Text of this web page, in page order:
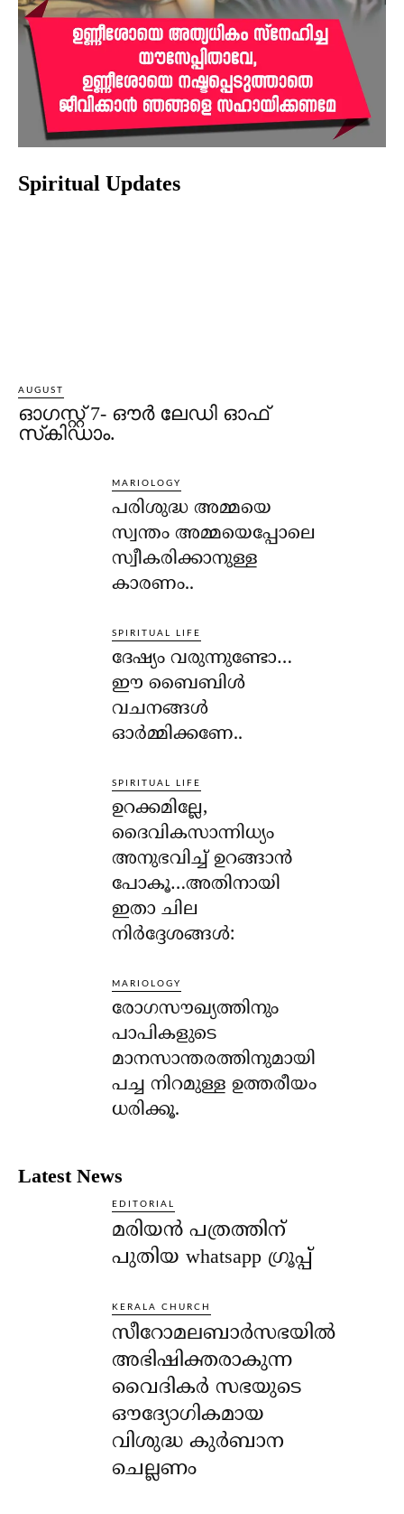
Spiritual Updates
AUGUST
ഓഗസ്റ്റ് 7- ഔര്‍ ലേഡി ഓഫ്
സ്‌കിഡാം.
MARIOLOGY
പരിശുദ്ധ അമ്മയെ
സ്വന്തം അമ്മയെപ്പോലെ
സ്വീകരിക്കാനുള്ള
കാരണം..
SPIRITUAL LIFE
ദേഷ്യം വരുന്നുണ്ടോ…
ഈ ബൈബിള്‍
വചനങ്ങള്‍
ഓര്‍മ്മിക്കണേ..
SPIRITUAL LIFE
ഉറക്കമില്ലേ,
ദൈവികസാന്നിധ്യം
അനുഭവിച്ച് ഉറങ്ങാന്‍
പോകൂ…അതിനായി
ഇതാ ചില
നിര്‍ദ്ദേശങ്ങള്‍:
MARIOLOGY
രോഗസൗഖ്യത്തിനും
പാപികളുടെ
മാനസാന്തരത്തിനുമായി
പച്ച നിറമുള്ള ഉത്തരീയം
ധരിക്കൂ.
Latest News
EDITORIAL
മരിയൻ പത്രത്തിന്
പുതിയ whatsapp ഗ്രൂപ്പ്
KERALA CHURCH
സീറോമലബാർസഭയിൽ
അഭിഷിക്തരാകുന്ന
വൈദികർ സഭയുടെ
ഔദ്യോഗികമായ
വിശുദ്ധ കുർബാന
ചെല്ലണം